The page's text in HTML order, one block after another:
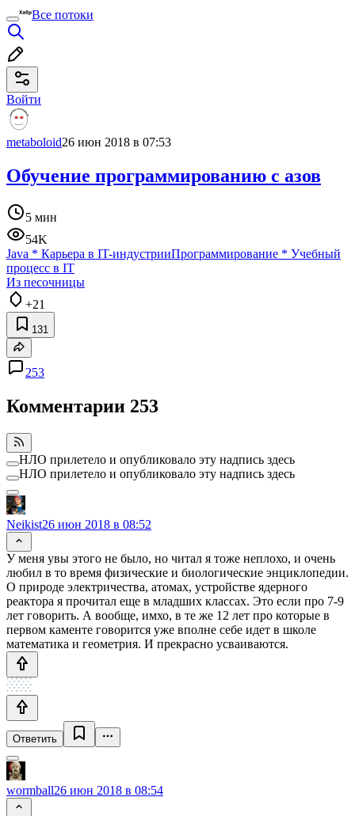
Все потоки
Войти
metaboloid26 июн 2018 в 07:53
Обучение программированию с азов
5 мин
54K
Java * Карьера в IT-индустрииПрограммирование * Учебный
процесс в IT
Из песочницы
+21
131
253
Комментарии 253
НЛО прилетело и опубликовало эту надпись здесь
НЛО прилетело и опубликовало эту надпись здесь
Neikist26 июн 2018 в 08:52
У меня увы этого не было, но читал я тоже неплохо, и очень
любил в то время физические и биологические энциклопедии.
О природе электричества, атомах, устройстве ядерного
реактора я прочитал еще в младших классах. Это если про 7-9
лет говорить. А вообще, имхо, в те же 12 лет про которые в
первом каменте говорится уже вполне себе идет в школе
математика и геометрия. И прекрасно усваиваются.
Ответить
wormball26 июн 2018 в 08:54